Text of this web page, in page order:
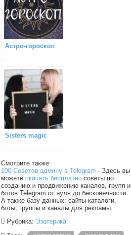
Астро-гороскоп
Sisters magic
Смотрите также:
100 Советов админу в Telegram - Здесь вы
можетескачать бесплатно советы по
созданию и продвижению каналов, групп и
ботов Telegram от нуля до бесконечности.
А также базу данных: сайты-каталоги,
боты, группы и каналы для рекламы.
Рубрика: Эзотерика